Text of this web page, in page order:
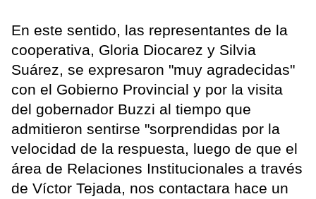
En este sentido, las representantes de la
cooperativa, Gloria Diocarez y Silvia
Suárez, se expresaron "muy agradecidas"
con el Gobierno Provincial y por la visita
del gobernador Buzzi al tiempo que
admitieron sentirse "sorprendidas por la
velocidad de la respuesta, luego de que el
área de Relaciones Institucionales a través
de Víctor Tejada, nos contactara hace un